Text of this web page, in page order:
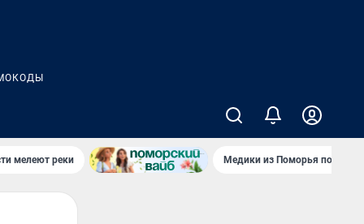
мелеют реки Медики из Поморья поехали